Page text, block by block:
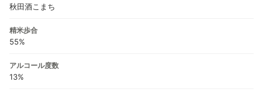
秋田酒こまち
精米歩合
55%
アルコール度数
13%